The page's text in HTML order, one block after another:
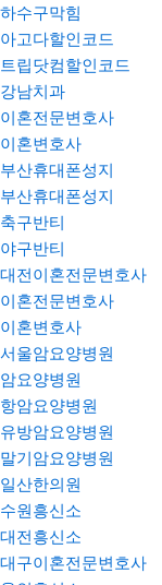
하수구막힘
아고다할인코드
트립닷컴할인코드
강남치과
이혼전문변호사
이혼변호사
부산휴대폰성지
부산휴대폰성지
축구반티
야구반티
대전이혼전문변호사
이혼전문변호사
이혼변호사
서울암요양병원
암요양병원
항암요양병원
유방암요양병원
말기암요양병원
일산한의원
수원흥신소
대전흥신소
대구이혼전문변호사